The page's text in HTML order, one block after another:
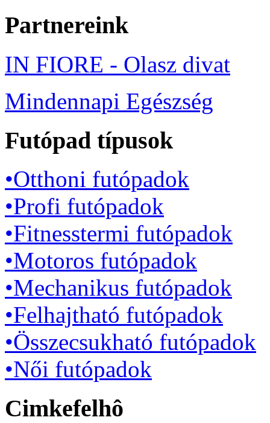
Partnereink
IN FIORE - Olasz divat
Mindennapi Egészség
Futópad típusok
•Otthoni futópadok
•Profi futópadok
•Fitnesstermi futópadok
•Motoros futópadok
•Mechanikus futópadok
•Felhajtható futópadok
•Összecsukható futópadok
•Női futópadok
Cimkefelhô